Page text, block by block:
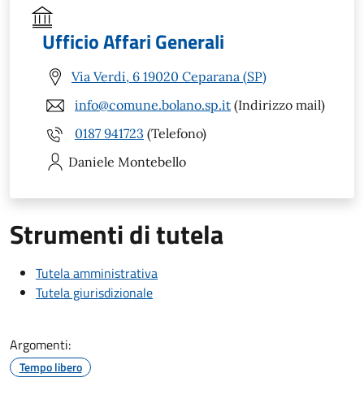
Ufficio Affari Generali
Via Verdi, 6 19020 Ceparana (SP)
info@comune.bolano.sp.it (Indirizzo mail)
0187 941723 (Telefono)
Daniele Montebello
Strumenti di tutela
Tutela amministrativa
Tutela giurisdizionale
Argomenti:
Tempo libero